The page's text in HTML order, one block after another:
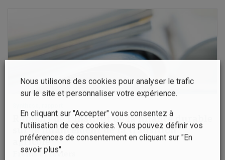
Rapport de l’Institut de la finance durable
sur le financement de la transition
agricole
Freins et leviers
Nous utilisons des cookies pour analyser le trafic
sur le site et personnaliser votre expérience.
En cliquant sur "Accepter" vous consentez à
l’utilisation de ces cookies. Vous pouvez définir vos
préférences de consentement en cliquant sur "En
savoir plus".